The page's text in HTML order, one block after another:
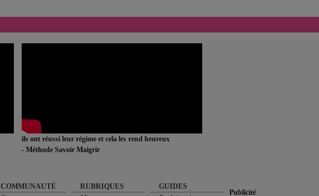
ils ont réussi leur régime et cela les rend heureux
- Méthode Savoir Maigrir
COMMUNAUTÉ RUBRIQUES GUIDES
Publicité